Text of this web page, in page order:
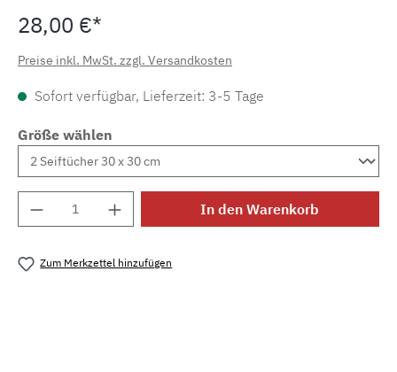
28,00 €*
Preise inkl. MwSt. zzgl. Versandkosten
Sofort verfügbar, Lieferzeit: 3-5 Tage
Größe wählen
Produkt Anzahl: Gib den gewünschten
In den Warenkorb
Zum Merkzettel hinzufügen